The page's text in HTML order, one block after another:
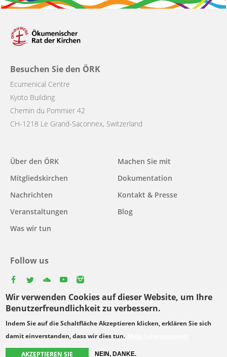
Wir verwenden Cookies auf dieser Website, um Ihre
Benutzerfreundlichkeit zu verbessern.
Indem Sie auf die Schaltfläche Akzeptieren klicken, erklären Sie sich
damit einverstanden, dass wir dies tun.
AKZEPTIEREN SIE NEIN, DANKE.
Besuchen Sie den ÖRK
Ecumenical Centre
Kyoto Building
Chemin du Pommier 42
CH-1218 Le Grand-Saconnex, Switzerland
Main
navigation
Über den ÖRK
Mitgliedskirchen
Nachrichten
Veranstaltungen
Was wir tun
Machen Sie mit
Dokumentation
Kontakt & Presse
Blog
Follow us
Select
your
language
Footer
menu
© Copyright WCC 2026
Bedingungen für die Nutzung
Datenschutzgrundsätze